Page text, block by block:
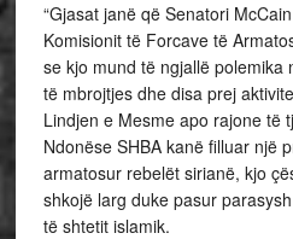
“Gjasat janë që Senatori
Komisionit të Forcave të
se kjo mund të ngjallë polemika
të mbrojtjes dhe disa prej
Lindjen e Mesme apo rajone të
Ndonëse SHBA kanë filluar një
armatosur rebelët sirianë, kjo
shkojë larg duke pasur
të shtetit islamik.